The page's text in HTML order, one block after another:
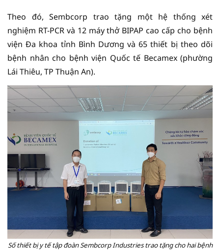
Theo đó, Sembcorp trao tặng một hệ thống xét
nghiệm RT-PCR và 12 máy thở BIPAP cao cấp cho bệnh
viện Đa khoa tỉnh Bình Dương và 65 thiết bị theo dõi
bệnh nhân cho bệnh viện Quốc tế Becamex (phường
Lái Thiêu, TP Thuận An).
Số thiết bị y tế tập đoàn Sembcorp Industries trao tặng cho hai bệnh